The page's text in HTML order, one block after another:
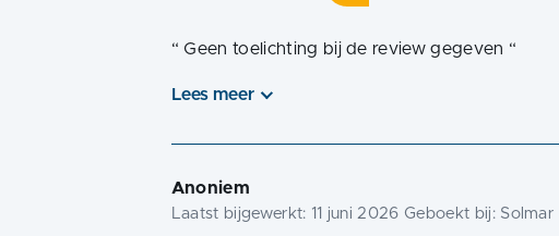
“ Geen toelichting bij de review gegeven “
Lees meer
Anoniem
Laatst bijgewerkt: 11 juni 2026 Geboekt bij: Solmar